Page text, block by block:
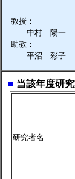
教授：
中村 陽一
助教：
平沼 彩子
■ 当該年度研
研究者名